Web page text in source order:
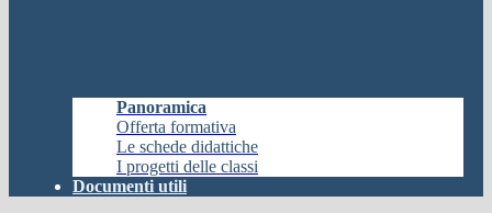
Panoramica
Offerta formativa
Le schede didattiche
I progetti delle classi
Documenti utili